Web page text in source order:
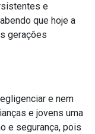
e
que hoje a
gerações
e nem
e jovens uma
e segurança, pois